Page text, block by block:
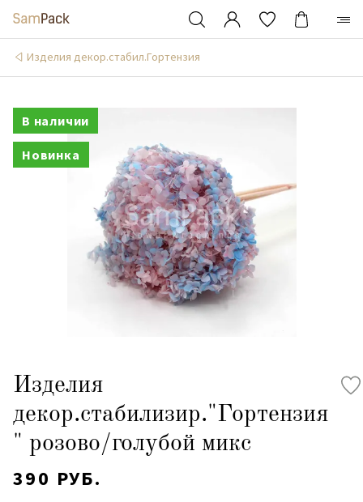
Изделия декор.стабил.Гортензия
В наличии
Новинка
Изделия
декор.стабилизир."Гортензия
" розово/голубой микс
390 РУБ.